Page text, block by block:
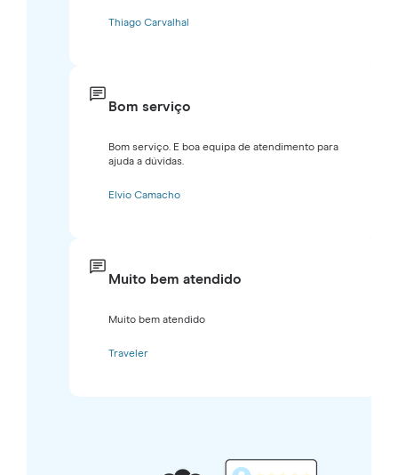
Thiago Carvalhal
Bom serviço
Bom serviço. E boa equipa de atendimento para
ajuda a dúvidas.
Elvio Camacho
Muito bem atendido
Muito bem atendido
Traveler